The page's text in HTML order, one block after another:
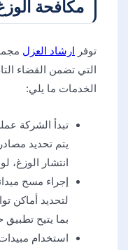
مكافحة
توفر ارشاد العزل
التي تضمن القضاء
الخدمات ما يلي:
تبدأ الشركة
يتم تحديد
انتشار الوزغ،
إجراء مسح
لتحديد أماكن
بما يتيح
استخدام